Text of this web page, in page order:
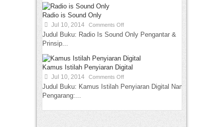
Radio is Sound Only
Jul 10, 2014 Comments Off
Judul Buku: Radio Is Sound Only Pengantar &
Prinsip...
Kamus Istilah Penyiaran Digital
Jul 10, 2014 Comments Off
Judul Buku: Kamus Istilah Penyiaran Digital Nama
Pengarang:...